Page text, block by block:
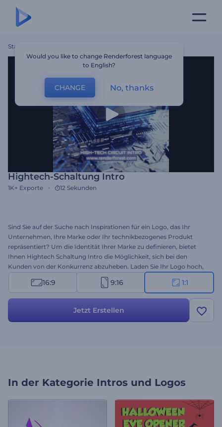
Startseite
Hightech-Schaltung Intro
1K+ Exporte 12 Sekunden
Sind Sie auf der Suche nach Inspirationen für ein Logo, das Ihr
Unternehmen, Ihre Marke oder Ihr technikbezogenes Produkt
repräsentiert? Um die Identität Ihrer Marke zu definieren, bietet
Ihnen Hightech Schaltung Intro die Möglichkeit, sich bei den
Kunden von der Konkurrenz abzuheben. Laden Sie Ihr Logo hoch,
geben Sie Ihren Slogan ein, und schon erhalten Sie Ihre
beeindruckende Logoanimation. Perfekt für technische
von Sendern und vieles mehr. Hinterlassen Sie einen bleibenden
16:9 9:16 1:1
Jetzt Erstellen
In der Kategorie Intros und Logos
Would you like to change Renderforest language
to English?
CHANGE No, thanks